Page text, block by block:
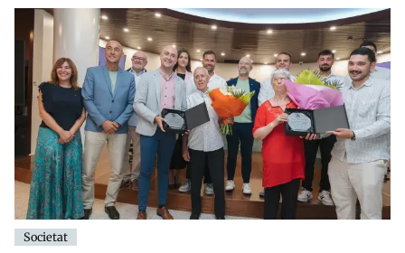
Societat